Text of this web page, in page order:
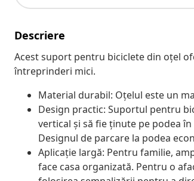
Descriere
Acest suport pentru biciclete din oțel
întreprinderi mici.
Material durabil: Oțelul este un
Design practic: Suportul pentru
vertical și să fie ținute pe podea
Designul de parcare la podea
Aplicație largă: Pentru familie,
face casa organizată. Pentru o